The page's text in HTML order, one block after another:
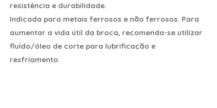
resistência e durabilidade.
Indicada para metais ferrosos e não ferrosos. Para
aumentar a vida útil da broca, recomenda-se utilizar
fluído/óleo de corte para lubrificação e
resfriamento.